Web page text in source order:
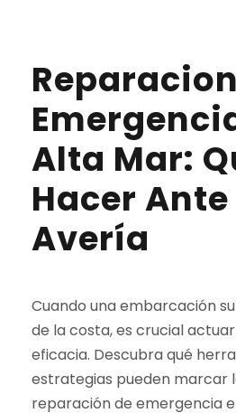
Alta Mar:
Hacer
Avería
Cuando una embarcación
de la costa, es crucial
eficacia. Descubra qué
estrategias pueden marcar
reparación de emergencia